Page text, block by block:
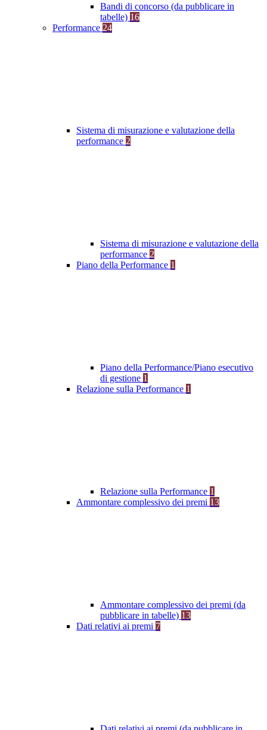
Bandi di concorso (da pubblicare in
tabelle) 16
Performance 24
Sistema di misurazione e valutazione della
performance 2
Sistema di misurazione e valutazione della
performance 2
Piano della Performance 1
Piano della Performance/Piano esecutivo
di gestione 1
Relazione sulla Performance 1
Relazione sulla Performance 1
Ammontare complessivo dei premi 13
Ammontare complessivo dei premi (da
pubblicare in tabelle) 13
Dati relativi ai premi 7